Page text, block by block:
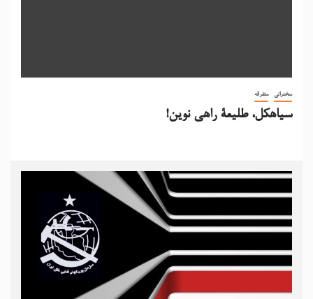
سخنرانی متفرقه
سیاهکل، طلیعۀ راهی نوین!